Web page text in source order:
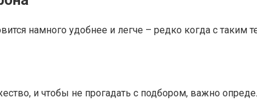
намного удобнее и легче – редко когда с
и чтобы не прогадать с подбором, важно